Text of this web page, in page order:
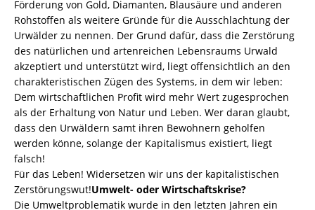
Förderung von Gold, Diamanten, Blausäure und anderen
Rohstoffen als weitere Gründe für die Ausschlachtung der
Urwälder zu nennen. Der Grund dafür, dass die Zerstörung
des natürlichen und artenreichen Lebensraums Urwald
akzeptiert und unterstützt wird, liegt offensichtlich an den
charakteristischen Zügen des Systems, in dem wir leben:
Dem wirtschaftlichen Profit wird mehr Wert zugesprochen
als der Erhaltung von Natur und Leben. Wer daran glaubt,
dass den Urwäldern samt ihren Bewohnern geholfen
werden könne, solange der Kapitalismus existiert, liegt
falsch!
Für das Leben! Widersetzen wir uns der kapitalistischen
Zerstörungswut!Umwelt- oder Wirtschaftskrise?
Die Umweltproblematik wurde in den letzten Jahren ein